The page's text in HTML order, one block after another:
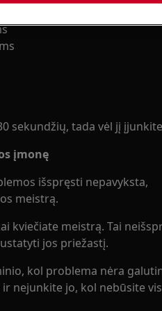
sekundžių, tada vėl jį
įmonę
išspręsti nepavyksta,
meistrą.
kviečiate meistrą. Tai
jos priežastį.
kol problema nėra
nejunkite jo, kol nebūsite